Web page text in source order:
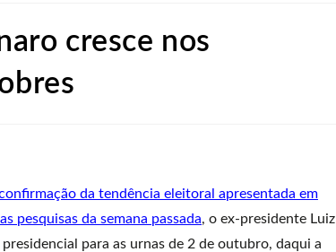
cresce nos
da tendência eleitoral apresentada em
pesquisas da semana passada, o ex-presidente Luiz
para as urnas de 2 de outubro, daqui a